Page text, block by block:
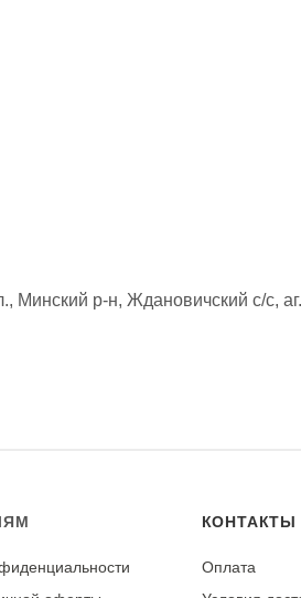
р-н, Ждановичский с/с, аг.
КОНТАКТЫ
Оплата